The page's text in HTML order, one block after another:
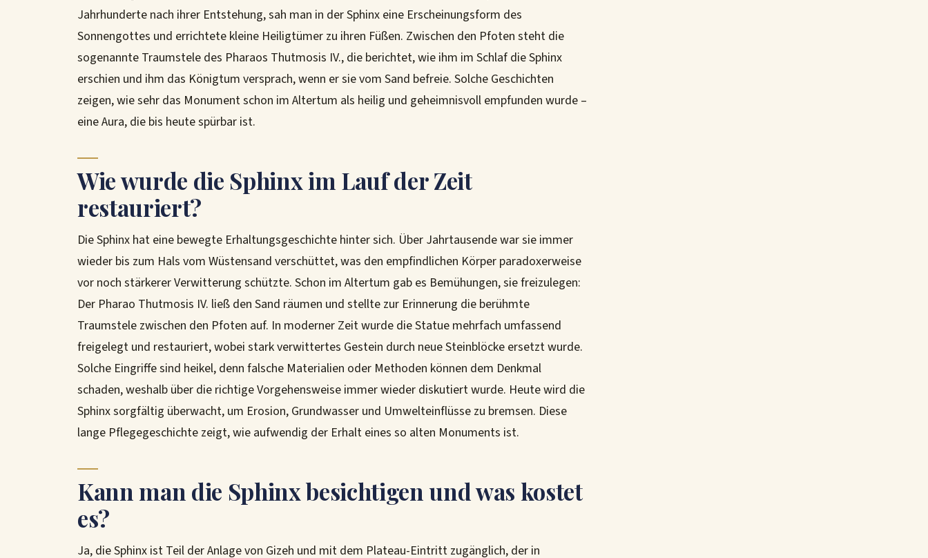
Jahrhunderte nach ihrer Entstehung, sah man in der Sphinx eine Erscheinungsform des
Sonnengottes und errichtete kleine Heiligtümer zu ihren Füßen. Zwischen den Pfoten steht die
sogenannte Traumstele des Pharaos Thutmosis IV., die berichtet, wie ihm im Schlaf die Sphinx
erschien und ihm das Königtum versprach, wenn er sie vom Sand befreie. Solche Geschichten
zeigen, wie sehr das Monument schon im Altertum als heilig und geheimnisvoll empfunden wurde –
eine Aura, die bis heute spürbar ist.
Wie wurde die Sphinx im Lauf der Zeit
restauriert?
Die Sphinx hat eine bewegte Erhaltungsgeschichte hinter sich. Über Jahrtausende war sie immer
wieder bis zum Hals vom Wüstensand verschüttet, was den empfindlichen Körper paradoxerweise
vor noch stärkerer Verwitterung schützte. Schon im Altertum gab es Bemühungen, sie freizulegen:
Der Pharao Thutmosis IV. ließ den Sand räumen und stellte zur Erinnerung die berühmte
Traumstele zwischen den Pfoten auf. In moderner Zeit wurde die Statue mehrfach umfassend
freigelegt und restauriert, wobei stark verwittertes Gestein durch neue Steinblöcke ersetzt wurde.
Solche Eingriffe sind heikel, denn falsche Materialien oder Methoden können dem Denkmal
schaden, weshalb über die richtige Vorgehensweise immer wieder diskutiert wurde. Heute wird die
Sphinx sorgfältig überwacht, um Erosion, Grundwasser und Umwelteinflüsse zu bremsen. Diese
lange Pflegegeschichte zeigt, wie aufwendig der Erhalt eines so alten Monuments ist.
Kann man die Sphinx besichtigen und was kostet
es?
Ja, die Sphinx ist Teil der Anlage von Gizeh und mit dem Plateau-Eintritt zugänglich, der in